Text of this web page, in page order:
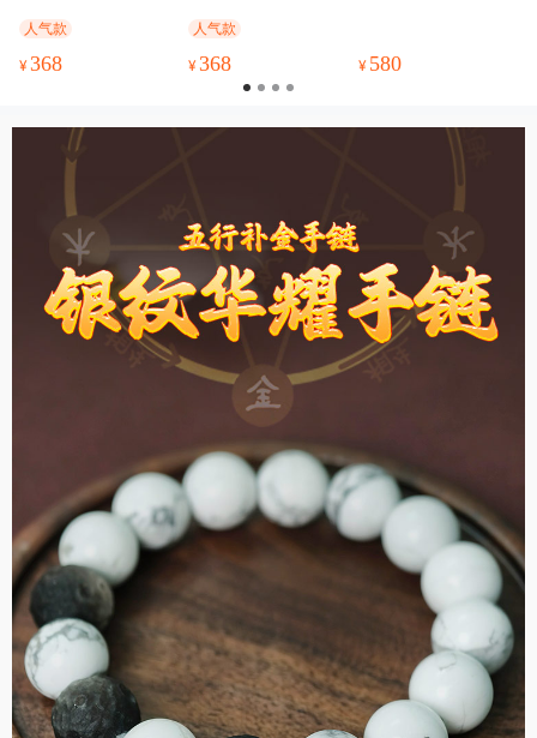
蓝宝饰品送礼男女
款手串礼物
人气款
¥368
文饰品送礼男女通
用手串礼物
人气款
¥368 ¥ 580